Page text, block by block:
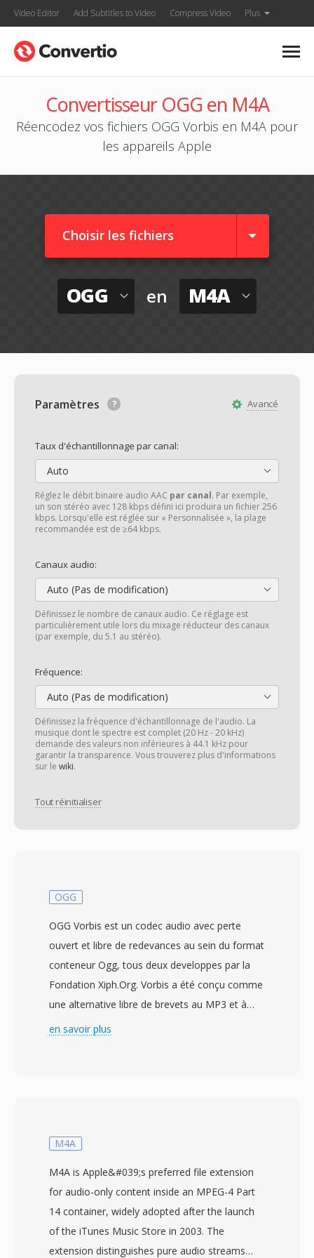
Video Editor Add Subtitles to Video Compress Video Plus
Convertisseur OGG en M4A
Réencodez vos fichiers OGG Vorbis en M4A pour
les appareils Apple
Choisir les fichiers
OGG en M4A
Avancé
Paramètres
Taux d'échantillonnage par canal:
Auto
Réglez le débit binaire audio AAC par canal. Par exemple,
un son stéréo avec 128 kbps défini ici produira un fichier 256
kbps. Lorsqu'elle est réglée sur « Personnalisée », la plage
recommandée est de ≥64 kbps.
Canaux audio:
Auto (Pas de modification)
Définissez le nombre de canaux audio. Ce réglage est
particulièrement utile lors du mixage réducteur des canaux
(par exemple, du 5.1 au stéréo).
Fréquence:
Auto (Pas de modification)
Définissez la fréquence d'échantillonnage de l'audio. La
musique dont le spectre est complet (20 Hz - 20 kHz)
demande des valeurs non inférieures à 44.1 kHz pour
garantir la transparence. Vous trouverez plus d'informations
sur le wiki.
Tout réinitialiser
OGG
OGG Vorbis est un codec audio avec perte
ouvert et libre de redevances au sein du format
conteneur Ogg, tous deux developpes par la
Fondation Xiph.Org. Vorbis a été conçu comme
une alternative libre de brevets au MP3 et à
l&#039;AAC, utilisant un codage par
delivre une qualité perceptive égale où
96-192 kbit/s. Le format prend en chargé dès
frequences d&#039;échantillonnage de 8 kHz à
192 kHz et de 1 à 255 canaux, couvrant tout,
en savoir plus
M4A
M4A is Apple&#039;s preferred file extension
for audio-only content inside an MPEG-4 Part
14 container, widely adopted after the launch
of the iTunes Music Store in 2003. The
extension distinguishes pure audio streams